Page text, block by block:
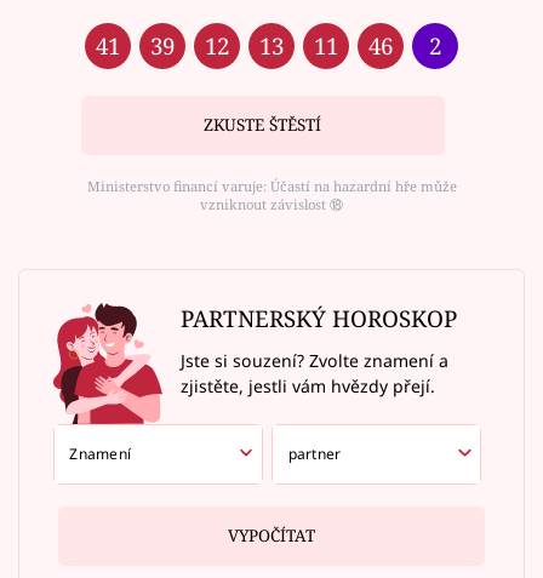
41 39 12 13 11 46 2
ZKUSTE ŠTĚSTÍ
Ministerstvo financí varuje: Účastí na hazardní hře může
vzniknout závislost ⑱
PARTNERSKÝ HOROSKOP
Jste si souzení? Zvolte znamení a
zjistěte, jestli vám hvězdy přejí.
VYPOČÍTAT